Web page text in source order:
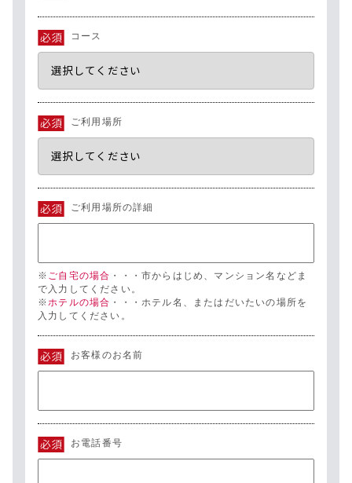
コース
ご利用場所
ご利用場所の詳細
※ ご自宅の場合 ・・・市からはじめ、マンション名などま
で入力してください。
※ ホテルの場合 ・・・ホテル名、またはだいたいの場所を
入力してください。
お客様のお名前
お電話番号